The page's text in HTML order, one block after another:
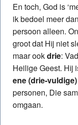
En toch, God is
ik bedoel meer
persoon alleen.
groot dat Hij niet
maar ookdrie:
Heilige Geest. Hij
ene (drie-
personen, Die
omgaan.